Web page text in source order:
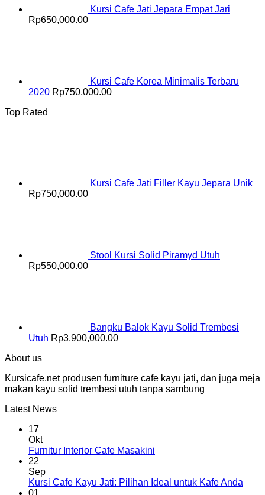
Kursi Cafe Jati Jepara Empat Jari
Rp650,000.00
Kursi Cafe Korea Minimalis Terbaru
2020 Rp750,000.00
Top Rated
Kursi Cafe Jati Filler Kayu Jepara Unik
Rp750,000.00
Stool Kursi Solid Piramyd Utuh
Rp550,000.00
Bangku Balok Kayu Solid Trembesi
Utuh Rp3,900,000.00
About us
Kursicafe.net produsen furniture cafe kayu jati, dan juga meja
makan kayu solid trembesi utuh tanpa sambung
Latest News
17
Okt
Furnitur Interior Cafe Masakini
22
Sep
Kursi Cafe Kayu Jati: Pilihan Ideal untuk Kafe Anda